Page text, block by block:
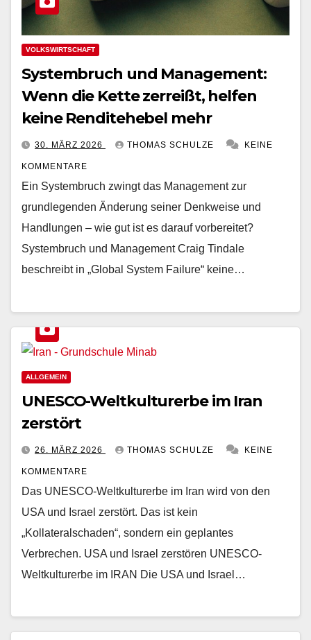
VOLKSWIRTSCHAFT
Systembruch und Management:
Wenn die Kette zerreißt, helfen
keine Renditehebel mehr
30. MÄRZ 2026 THOMAS SCHULZE KEINE
KOMMENTARE
Ein Systembruch zwingt das Management zur
grundlegenden Änderung seiner Denkweise und
Handlungen – wie gut ist es darauf vorbereitet?
Systembruch und Management Craig Tindale
beschreibt in „Global System Failure“ keine…
ALLGEMEIN
UNESCO-Weltkulturerbe im Iran
zerstört
26. MÄRZ 2026 THOMAS SCHULZE KEINE
KOMMENTARE
Das UNESCO-Weltkulturerbe im Iran wird von den
USA und Israel zerstört. Das ist kein
„Kollateralschaden“, sondern ein geplantes
Verbrechen. USA und Israel zerstören UNESCO-
Weltkulturerbe im IRAN Die USA und Israel…